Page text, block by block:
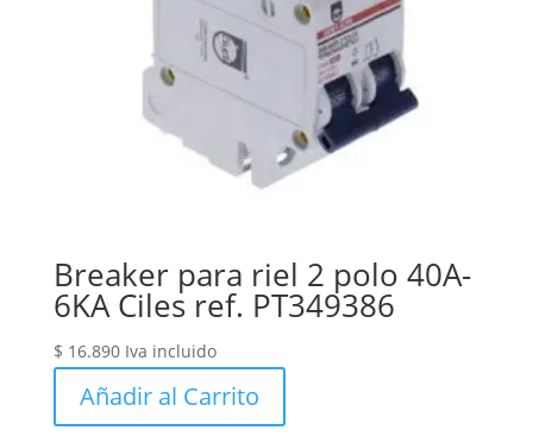
Breaker para riel 2 polo 40A-
6KA Ciles ref. PT349386
$ 16.890 Iva incluido
Añadir al Carrito